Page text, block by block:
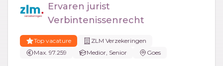
Ervaren jurist
Verbintenissenrecht
Top vacature
ZLM Verzekeringen
Max. 97.259
Medior, Senior Goes